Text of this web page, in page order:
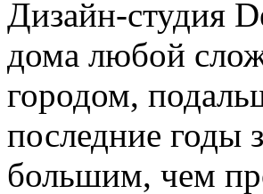
Дизайн-студия
дома любой
городом,
последние годы
большим, чем